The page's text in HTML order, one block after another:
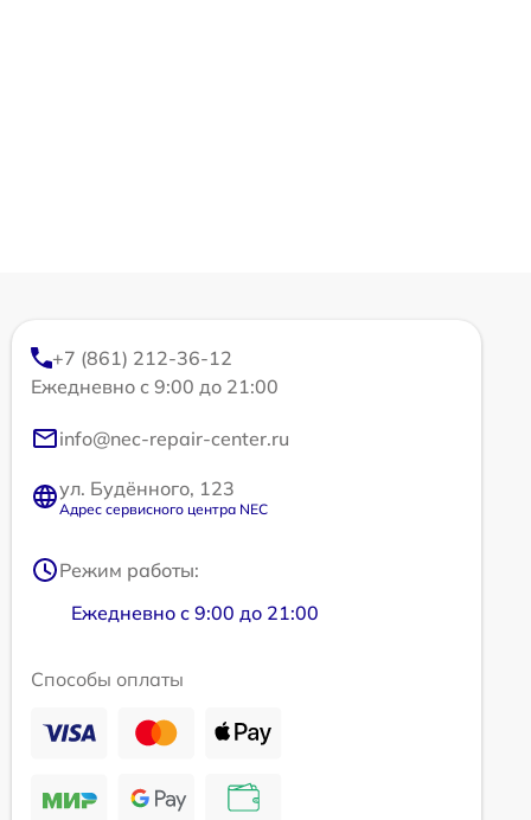
+7 (861) 212-36-12
Ежедневно с 9:00 до 21:00
info@nec-repair-center.ru
ул. Будённого, 123
Адрес сервисного центра NEC
Режим работы:
Ежедневно с 9:00 до 21:00
Способы оплаты